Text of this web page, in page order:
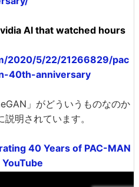
AI that watched hours
2020/5/22/21266829/pac
40th-anniversary
」がどういうものなのか
明されています。
40 Years of PAC-MAN